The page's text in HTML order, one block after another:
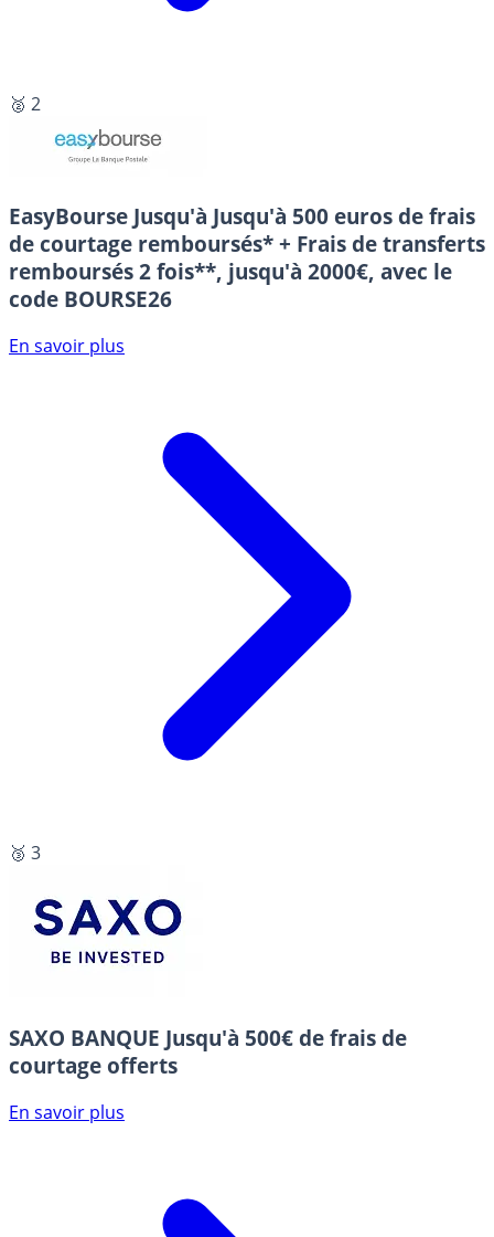
🥈 2
EasyBourse Jusqu'à Jusqu'à 500 euros de frais
de courtage remboursés* + Frais de transferts
remboursés 2 fois**, jusqu'à 2000€, avec le
code BOURSE26
En savoir plus
🥉 3
SAXO BANQUE Jusqu'à 500€ de frais de
courtage offerts
En savoir plus